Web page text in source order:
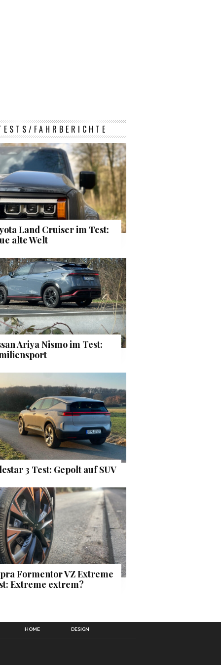
FAHRBERICHTE
Land Cruiser im Test:
alte Welt
Ariya Nismo im Test:
3 Test: Gepolt auf SUV
Formentor VZ Extreme
Extreme extrem?
HOME DESIGN